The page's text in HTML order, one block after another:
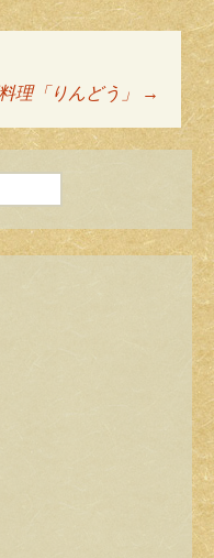
ーショ
理「りんどう」
→